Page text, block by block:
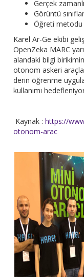
Gerçek
Görüntü
Öğreti metodu
Karel Ar-Ge ekibi
OpenZeka MARC
alandaki bilgi
otonom askeri
derin öğrenme
kullanımı
Kaynak :https://
otonom-arac